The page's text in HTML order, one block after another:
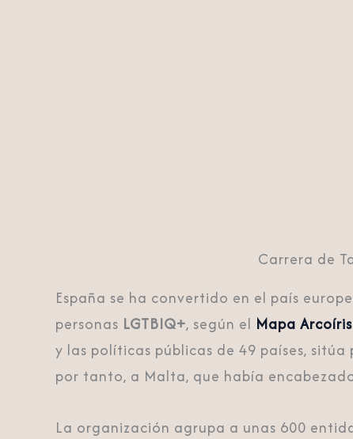
Carrera de
España se ha convertido en el país
personas LGTBIQ+, según el Mapa
y las políticas públicas de 49 países, sitúa
por tanto, a Malta, que había
La organización agrupa a unas 600